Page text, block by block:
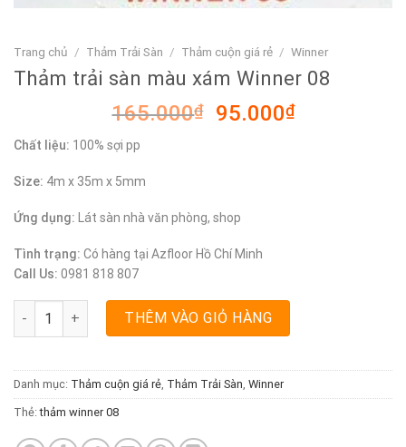
Trang chủ / Thảm Trải Sàn / Thảm cuộn giá rẻ / Winner
Thảm trải sàn màu xám Winner 08
165.000₫
Giá
95.000₫Giá
Chất liệu: 100% sợi pp
Size: 4m x 35m x 5mm
Ứng dụng: Lát sàn nhà văn phòng, shop
Tình trạng: Có hàng tại Azfloor Hồ Chí Minh
Call Us: 0981 818 807
Thảm trải sàn màu xám Winner 08 số lượng
THÊM VÀO GIỎ HÀNG
Danh mục: Thảm cuộn giá rẻ, Thảm Trải Sàn, Winner
Thẻ:thảm winner 08